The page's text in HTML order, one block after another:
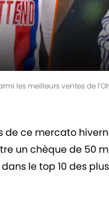
les meilleurs ventes de
de ce mercato
un chèque de 50
le top 10 des